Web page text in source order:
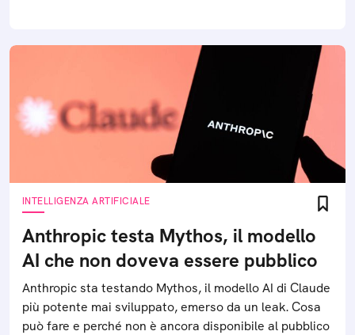
INTELLIGENZA ARTIFICIALE
Anthropic testa Mythos, il modello
AI che non doveva essere pubblico
Anthropic sta testando Mythos, il modello AI di Claude
più potente mai sviluppato, emerso da un leak. Cosa
può fare e perché non è ancora disponibile al pubblico